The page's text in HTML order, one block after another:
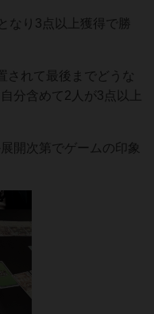
なり3点以上獲得で勝
されて最後までどうな
分含めて2人が3点以上
開次第でゲームの印象